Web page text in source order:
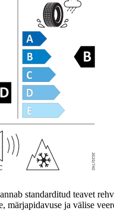
standarditud teavet
märjapidavuse ja välise